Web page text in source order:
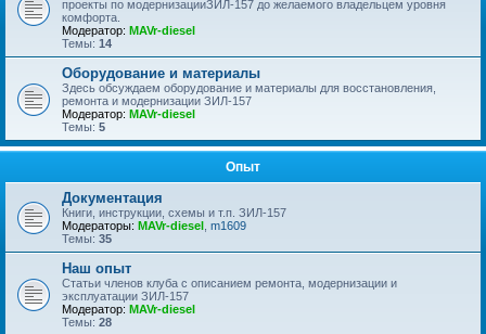
проекты по модернизацииЗИЛ-157 до желаемого владельцем уровня
комфорта.
Модератор: MAVr-diesel
Темы: 14
Оборудование и материалы
Здесь обсуждаем оборудование и материалы для восстановления,
ремонта и модернизации ЗИЛ-157
Модератор: MAVr-diesel
Темы: 5
Опыт
Документация
Книги, инструкции, схемы и т.п. ЗИЛ-157
Модераторы: MAVr-diesel m1609
Темы: 35
Наш опыт
Статьи членов клуба с описанием ремонта, модернизации и
эксплуатации ЗИЛ-157
Модератор: MAVr-diesel
Темы: 28